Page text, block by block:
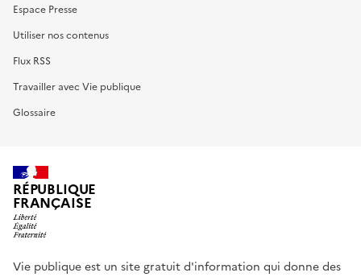
Espace Presse
Utiliser nos contenus
Flux RSS
Travailler avec Vie publique
Glossaire
RÉPUBLIQUE
FRANÇAISE
Vie publique est un site gratuit d'information qui donne des